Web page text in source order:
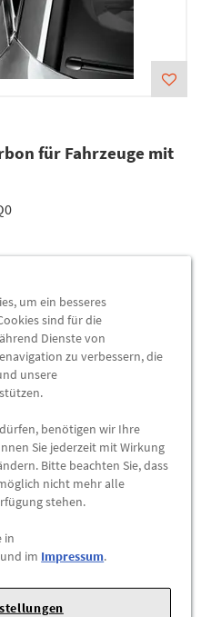
für Fahrzeuge mit
um ein besseres
sind für die
Dienste von
zu verbessern, die
unsere
benötigen wir Ihre
Sie jederzeit mit Wirkung
Bitte beachten Sie, dass
nicht mehr alle
stehen.
in
und im Impressum.